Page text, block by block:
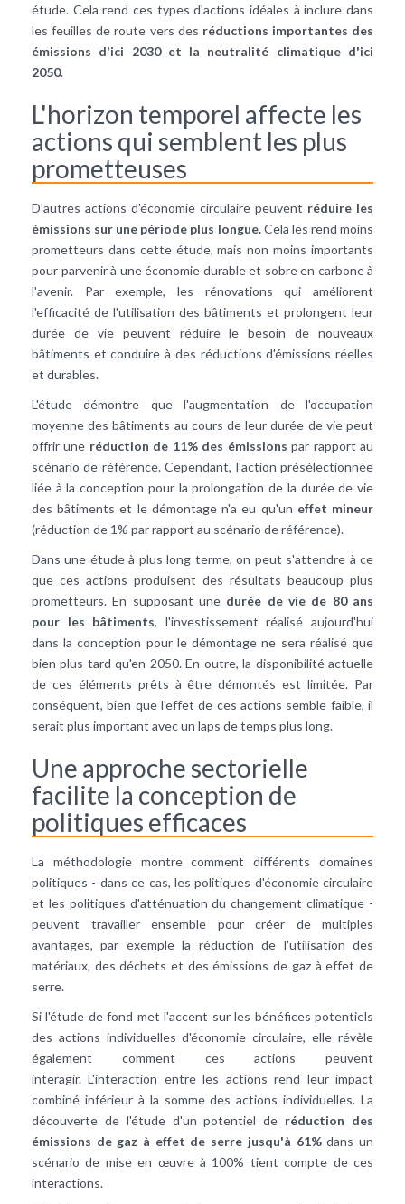
étude. Cela rend ces types d'actions idéales à inclure dans
les feuilles de route vers des réductions importantes des
émissions d'ici 2030 et la neutralité climatique d'ici
2050.
L'horizon temporel affecte les
actions qui semblent les plus
prometteuses
D'autres actions d'économie circulaire peuvent réduire les
émissions sur une période plus longue.Cela les rend moins
prometteurs dans cette étude, mais non moins importants
pour parvenir à une économie durable et sobre en carbone à
l'avenir. Par exemple, les rénovations qui améliorent
l'efficacité de l'utilisation des bâtiments et prolongent leur
durée de vie peuvent réduire le besoin de nouveaux
bâtiments et conduire à des réductions d'émissions réelles
et durables.
L'étude démontre que l'augmentation de l'occupation
moyenne des bâtiments au cours de leur durée de vie peut
offrir une réduction de 11% des émissionspar rapport au
scénario de référence. Cependant, l'action présélectionnée
liée à la conception pour la prolongation de la durée de vie
des bâtiments et le démontage n'a eu qu'un effet mineur
(réduction de 1% par rapport au scénario de référence).
Dans une étude à plus long terme, on peut s'attendre à ce
que ces actions produisent des résultats beaucoup plus
prometteurs. En supposant une durée de vie de 80 ans
pour les bâtiments, l'investissement réalisé aujourd'hui
dans la conception pour le démontage ne sera réalisé que
bien plus tard qu'en 2050. En outre, la disponibilité actuelle
de ces éléments prêts à être démontés est limitée. Par
conséquent, bien que l'effet de ces actions semble faible, il
serait plus important avec un laps de temps plus long.
Une approche sectorielle
facilite la conception de
politiques efficaces
La méthodologie montre comment différents domaines
politiques - dans ce cas, les politiques d'économie circulaire
et les politiques d'atténuation du changement climatique -
peuvent travailler ensemble pour créer de multiples
avantages, par exemple la réduction de l'utilisation des
matériaux, des déchets et des émissions de gaz à effet de
serre.
Si l'étude de fond met l'accent sur les bénéfices potentiels
des actions individuelles d'économie circulaire, elle révèle
également comment ces actions peuvent
interagir. L'interaction entre les actions rend leur impact
combiné inférieur à la somme des actions individuelles. La
découverte de l'étude d'un potentiel de réduction des
émissions de gaz à effet de serre jusqu'à 61%dans un
scénario de mise en œuvre à 100% tient compte de ces
interactions.